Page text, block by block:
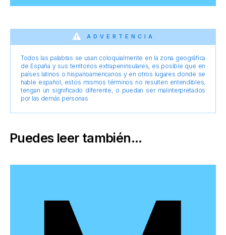
ADVERTENCIA
Todos las palabras se usan coloquialmente en la zona geográfica
de España y sus territorios extrapeninsulares, es posible que en
países latinos o hispanoamericanos y en otros lugares donde se
hable español, estos mismos términos no resulten entendibles,
tengan un significado diferente, o puedan ser malinterpretados
por las demás personas
Puedes leer también...